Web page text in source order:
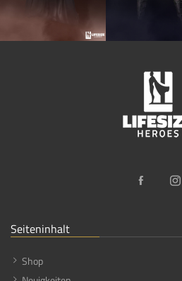
Seiteninhalt
Shop